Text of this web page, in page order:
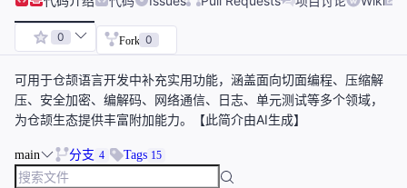
0 Fork 0
可用于仓颉语言开发中补充实用功能，涵盖面向切面编程、压缩解
压、安全加密、编解码、网络通信、日志、单元测试等多个领域，
为仓颉生态提供丰富附加能力。【此简介由AI生成】
main 分支 4 Tags 15